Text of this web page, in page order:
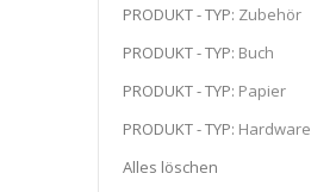
PRODUKT - TYP Zubehör
PRODUKT - TYP Buch
PRODUKT - TYP Papier
PRODUKT - TYP Hardware
Alles löschen